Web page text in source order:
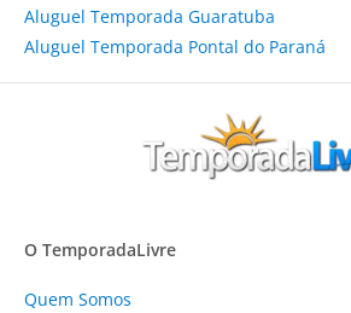
Aluguel Temporada Guaratuba
Aluguel Temporada Pontal do Paraná
O TemporadaLivre
Quem Somos